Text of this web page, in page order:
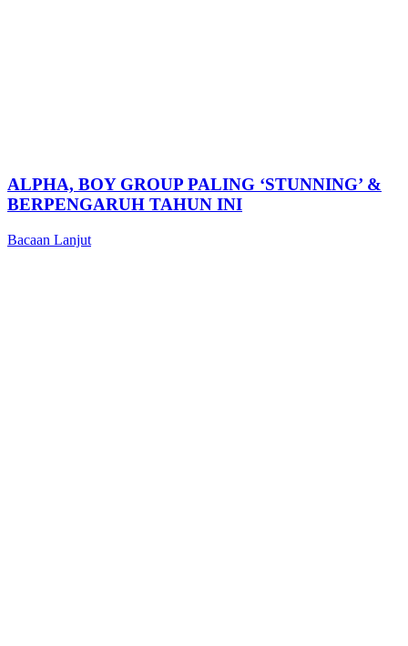
ALPHA, BOY GROUP PALING ‘STUNNING’ &
BERPENGARUH TAHUN INI
Bacaan Lanjut